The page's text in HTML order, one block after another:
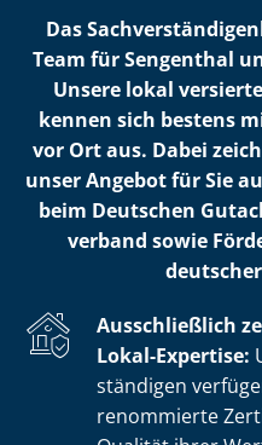
Das
Team für Sengenthal
Unsere lokal
kennen sich bestens
vor Ort aus. Dabei
unser Angebot für Sie
beim Deutschen
ver­band sowie
Ausschließlich
Lokal-Expertise:
stän­di­gen
renommierte